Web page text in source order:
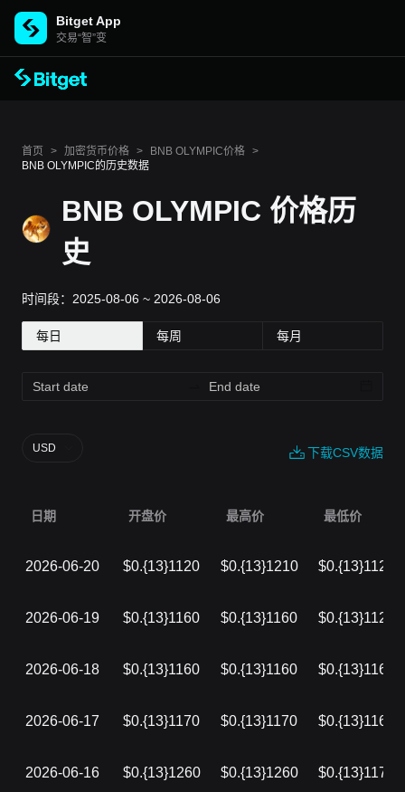
Bitget App
交易“智”变
首页 > 加密货币价格 > BNB OLYMPIC价格 >
BNB OLYMPIC的历史数据
BNB OLYMPIC 价格历
史
时间段：2025-08-06 ~ 2026-08-06
每日 每周 每月
下载CSV数据
USD
日期 开盘价 最高价 最低价
2026-06-20 $0.{13}1120 $0.{13}1210 $0.{13}1120
2026-06-19 $0.{13}1160 $0.{13}1160 $0.{13}1120
2026-06-18 $0.{13}1160 $0.{13}1160 $0.{13}1160
2026-06-17 $0.{13}1170 $0.{13}1170 $0.{13}1160
2026-06-16 $0.{13}1260 $0.{13}1260 $0.{13}1170